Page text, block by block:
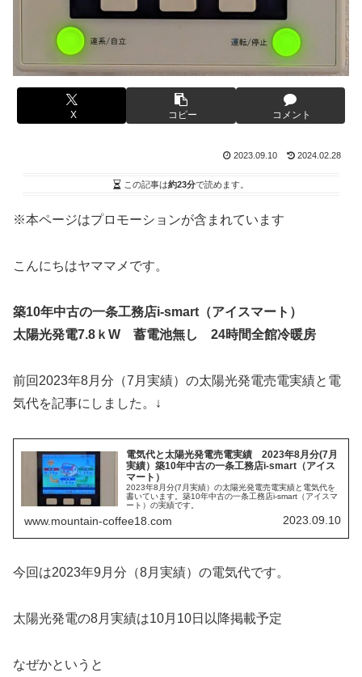
X コピー コメント
2023.09.10 2024.02.28
この記事は約23分で読めます。
※本ページはプロモーションが含まれています
こんにちはヤママメです。
築10年中古の一条工務店i-smart（アイスマート）
太陽光発電7.8ｋW 蓄電池無し 24時間全館冷暖房
前回2023年8月分（7月実績）の太陽光発電売電実績と電
気代を記事にしました。↓
電気代と太陽光発電売電実績 2023年8月分(7月
実績）築10年中古の一条工務店i-smart（アイス
マート）
2023年8月分(7月実績）の太陽光発電売電実績と電気代を
書いています。築10年中古の一条工務店i-smart（アイスマ
ート）の実績です。
www.mountain-coffee18.com 2023.09.10
今回は2023年9月分（8月実績）の電気代です。
太陽光発電の8月実績は10月10日以降掲載予定
なぜかというと